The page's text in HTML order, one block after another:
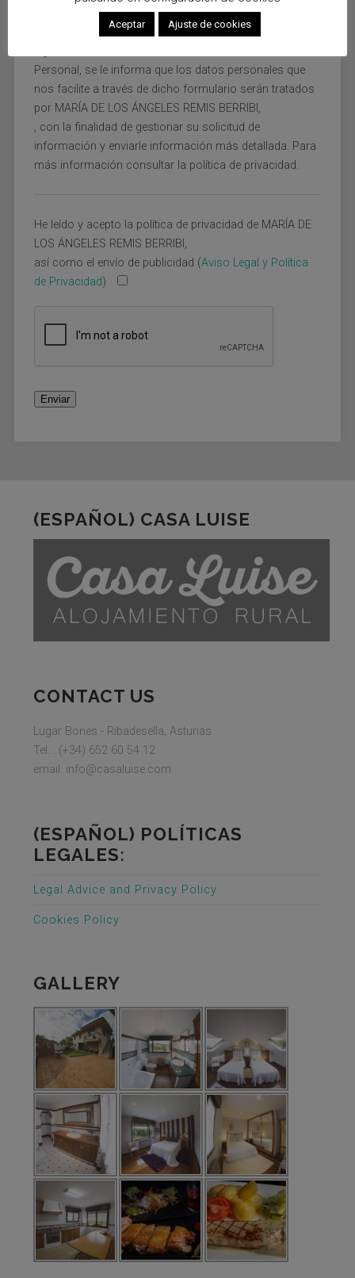
De conformidad con lo que establece la legislación
Personal, se le informa que los datos personales que
nos facilite a través de dicho formulario serán tratados
por MARÍA DE LOS ÁNGELES REMIS BERRIBI,
, con la finalidad de gestionar su solicitud de
información y enviarle información más detallada. Para
más información consultar la política de privacidad.
He leído y acepto la política de privacidad de MARÍA DE
LOS ÁNGELES REMIS BERRIBI,
así como el envío de publicidad (Aviso Legal y Política
de Privacidad)
(ESPAÑOL) CASA LUISE
CONTACT US
Lugar Bones - Ribadesella, Asturias
Tel. : (+34) 652 60 54 12
email: info@casaluise.com
(ESPAÑOL) POLÍTICAS
LEGALES:
Legal Advice and Privacy Policy
Cookies Policy
GALLERY
Aceptar Ajuste de cookies